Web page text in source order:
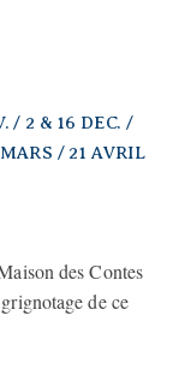
/ 2 & 16 DEC. /
/ 21 AVRIL
des Contes
de ce